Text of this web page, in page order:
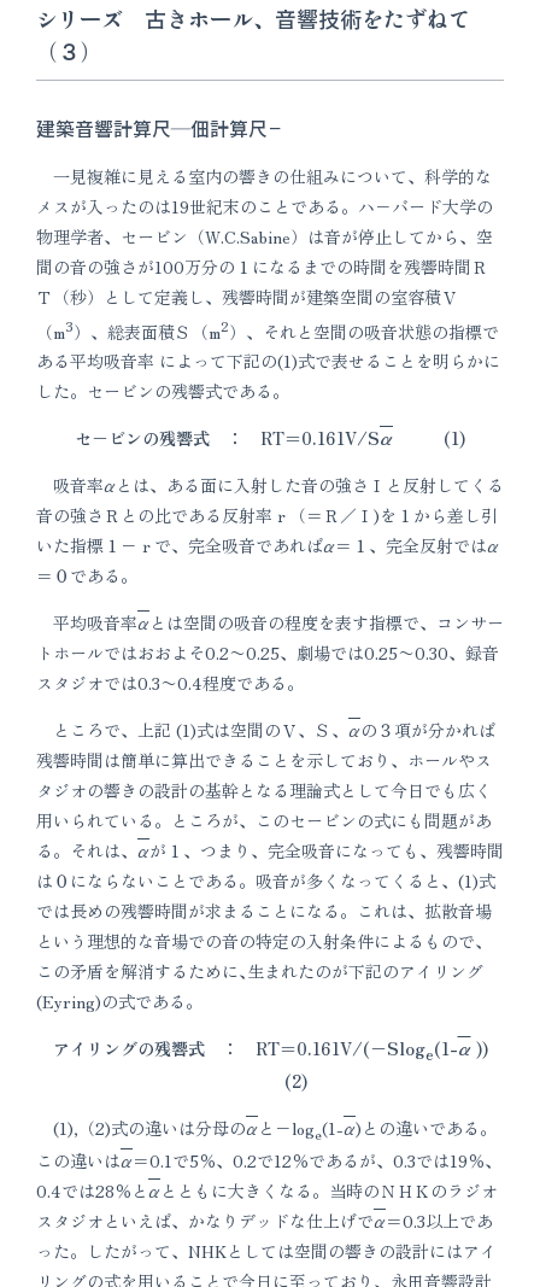
シリーズ 古きホール、音響技術をたずねて
（３）
建築音響計算尺―佃計算尺−
一見複雑に見える室内の響きの仕組みについて、科学的な
メスが入ったのは19世紀末のことである。ハ−バード大学の
物理学者、セービン（W.C.Sabine）は音が停止してから、空
間の音の強さが100万分の１になるまでの時間を残響時間Ｒ
Ｔ（秒）として定義し、残響時間が建築空間の室容積Ｖ
（m3）、総表面積Ｓ（m2）、それと空間の吸音状態の指標で
ある平均吸音率 によって下記の(1)式で表せることを明らかに
した。セービンの残響式である。
セ−ビンの残響式 ： RT＝0.161V/Sα (1)
吸音率αとは、ある面に入射した音の強さＩと反射してくる
音の強さＲとの比である反射率ｒ（＝Ｒ／Ｉ)を１から差し引
いた指標１−ｒで、完全吸音であればα＝１、完全反射ではα
＝０である。
平均吸音率αとは空間の吸音の程度を表す指標で、コンサー
トホールではおおよそ0.2〜0.25、劇場では0.25〜0.30、録音
スタジオでは0.3〜0.4程度である。
ところで、上記 (1)式は空間のＶ、Ｓ、 αの３項が分かれば
残響時間は簡単に算出できることを示しており、ホールやス
タジオの響きの設計の基幹となる理論式として今日でも広く
用いられている。ところが、このセービンの式にも問題があ
る。それは、 αが１、つまり、完全吸音になっても、残響時間
は０にならないことである。吸音が多くなってくると、(1)式
では長めの残響時間が求まることになる。これは、拡散音場
という理想的な音場での音の特定の入射条件によるもので、
この矛盾を解消するために､生まれたのが下記のアイリング
(Eyring)の式である。
アイリングの残響式 ： RT＝0.161V/(−Sloge(1-α))
(2)
(1),（2)式の違いは分母のαと−loge(1-α)との違いである。
この違いはα＝0.1で5％、0.2で12％であるが、0.3では19％、
0.4では28％とαとともに大きくなる。当時のＮＨＫのラジオ
スタジオといえば、かなりデッドな仕上げでα＝0.3以上であ
った。したがって、NHKとしては空間の響きの設計にはアイ
リングの式を用いることで今日に至っており、永田音響設計